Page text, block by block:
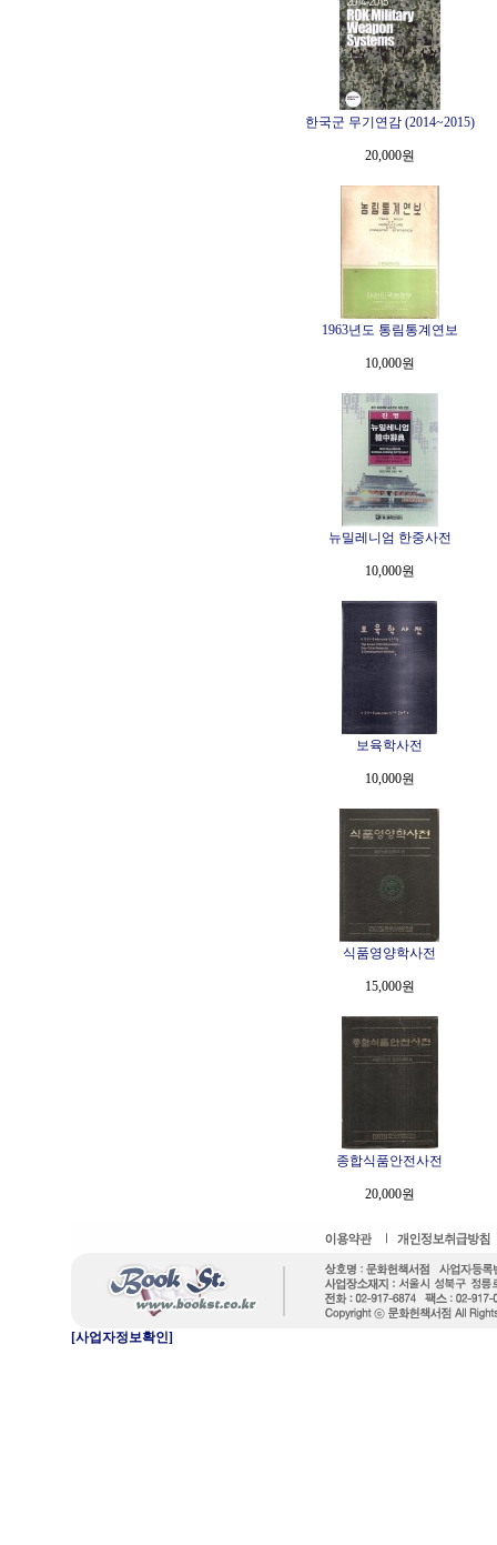
한국군 무기연감 (2014~2015)
20,000원
1963년도 통림통계연보
10,000원
뉴밀레니엄 한중사전
10,000원
보육학사전
10,000원
식품영양학사전
15,000원
종합식품안전사전
20,000원
[사업자정보확인]